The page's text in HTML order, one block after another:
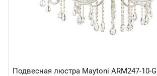
Подвесная люстра Maytoni ARM247-10-G